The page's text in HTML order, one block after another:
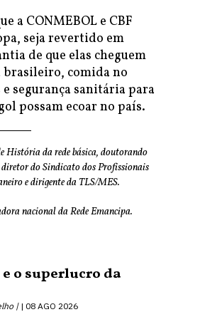
a CONMEBOL e CBF
seja revertido em
de que elas cheguem
brasileiro, comida no
segurança sanitária para
possam ecoar no país.
História da rede básica, doutorando
diretor do Sindicato dos Profissionais
e dirigente da TLS/MES.
nacional da Rede Emancipa.
o superlucro da
| 08 AGO 2026